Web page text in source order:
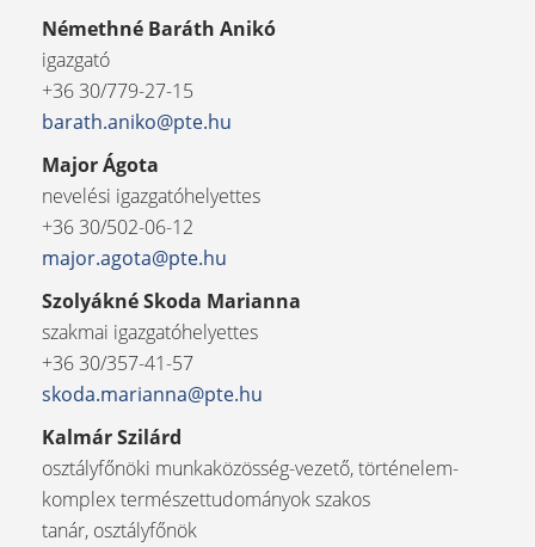
Némethné Baráth Anikó
igazgató
+36 30/779-27-15
barath.aniko@pte.hu
Major Ágota
nevelési igazgatóhelyettes
+36 30/502-06-12
major.agota@pte.hu
Szolyákné Skoda Marianna
szakmai igazgatóhelyettes
+36 30/357-41-57
skoda.marianna@pte.hu
Kalmár Szilárd
osztályfőnöki munkaközösség-vezető, történelem-
komplex természettudományok szakos
tanár, osztályfőnök